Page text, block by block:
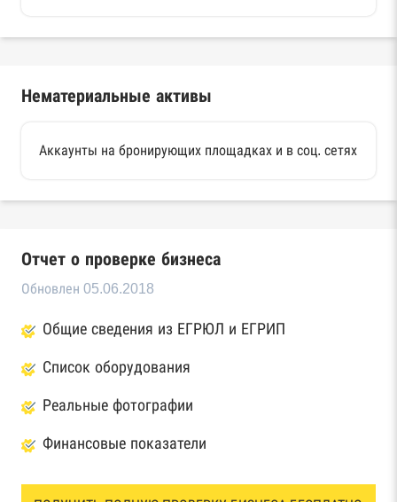
Нематериальные активы
Аккаунты на бронирующих площадках и в соц. сетях
Отчет о проверке бизнеса
Обновлен 05.06.2018
Общие сведения из ЕГРЮЛ и ЕГРИП
Список оборудования
Реальные фотографии
Финансовые показатели